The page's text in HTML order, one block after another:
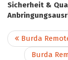
Sicherheit &
Burda
Burda